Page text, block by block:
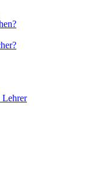
Lehrer